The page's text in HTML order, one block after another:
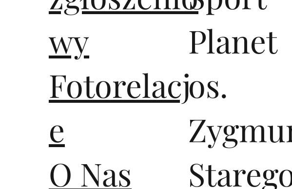
wy
Fotorelacj
e
O Nas
Planet
os.